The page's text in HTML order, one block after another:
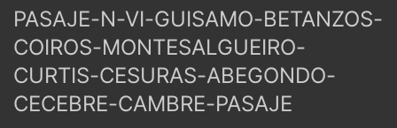
PASAJE-N-VI-GUISAMO-BETANZOS-
COIROS-MONTESALGUEIRO-
CURTIS-CESURAS-ABEGONDO-
CECEBRE-CAMBRE-PASAJE